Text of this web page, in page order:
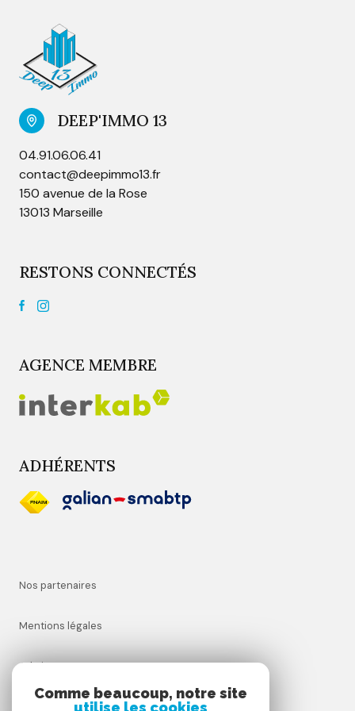
DEEP'IMMO 13
04.91.06.06.41
contact@deepimmo13.fr
150 avenue de la Rose
13013 Marseille
RESTONS CONNECTÉS
AGENCE MEMBRE
ADHÉRENTS
Nos partenaires
Mentions légales
Admin
Nos honoraires
Comme beaucoup, notre site
utilise les cookies